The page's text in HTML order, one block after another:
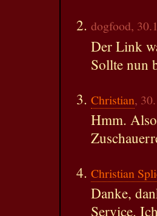
dogfood,
Der Link
Sollte nun
Christian,
Hmm.
Christian
Danke,
Service.